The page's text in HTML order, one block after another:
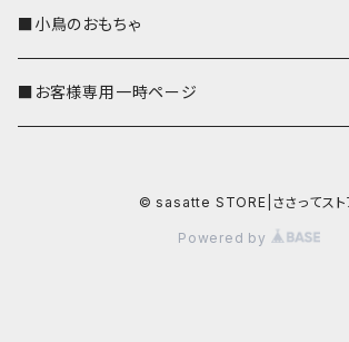
■小鳥のおもちゃ
■お客様専用一時ページ
© sasatte STORE|ささってスト
Powered by